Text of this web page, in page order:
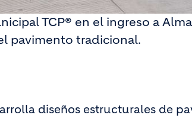
TCP® en el ingreso a
pavimento tradicional.
diseños estructurales de